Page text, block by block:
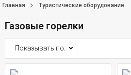
Главная Туристические оборудование
Газовые горелки
Показывать по: